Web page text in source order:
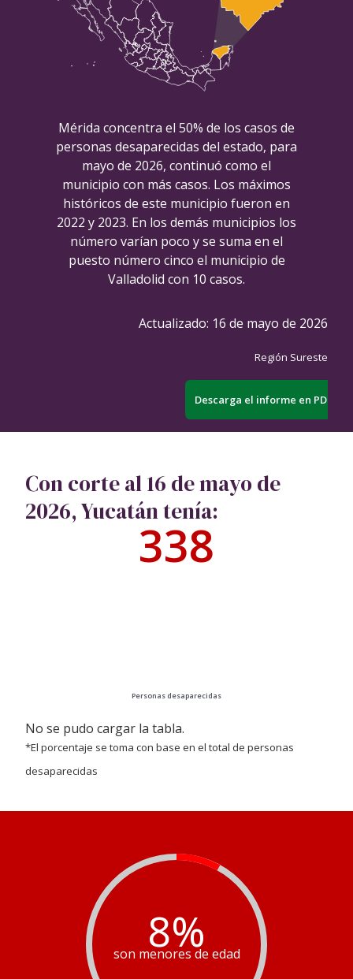
Mérida concentra el 50% de los casos de
personas desaparecidas del estado, para
mayo de 2026, continuó como el
municipio con más casos. Los máximos
históricos de este municipio fueron en
2022 y 2023. En los demás municipios los
número varían poco y se suma en el
puesto número cinco el municipio de
Valladolid con 10 casos.
Actualizado: 16 de mayo de 2026
Región Sureste
Descarga el informe en PDF
Con corte al 16 de mayo de
2026, Yucatán tenía:
338
Personas desaparecidas
No se pudo cargar la tabla.
*El porcentaje se toma con base en el total de personas
desaparecidas
8%
son menores de edad